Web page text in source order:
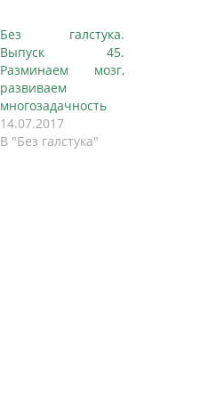
Без галстука.
Выпуск 45.
Разминаем мозг,
развиваем
многозадачность
14.07.2017
В "Без галстука"